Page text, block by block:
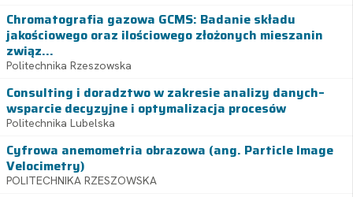
Chromatografia gazowa GCMS: Badanie składu
jakościowego oraz ilościowego złożonych mieszanin
związ...
Politechnika Rzeszowska
Consulting i doradztwo w zakresie analizy danych–
wsparcie decyzyjne i optymalizacja procesów
Politechnika Lubelska
Cyfrowa anemometria obrazowa (ang. Particle Image
Velocimetry)
POLITECHNIKA RZESZOWSKA